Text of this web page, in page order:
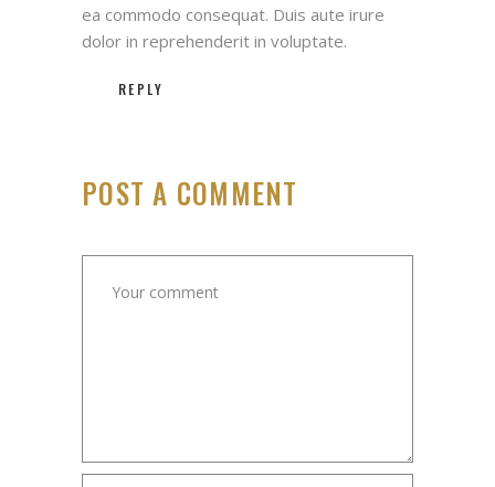
ea commodo consequat. Duis aute irure
dolor in reprehenderit in voluptate.
REPLY
POST A COMMENT